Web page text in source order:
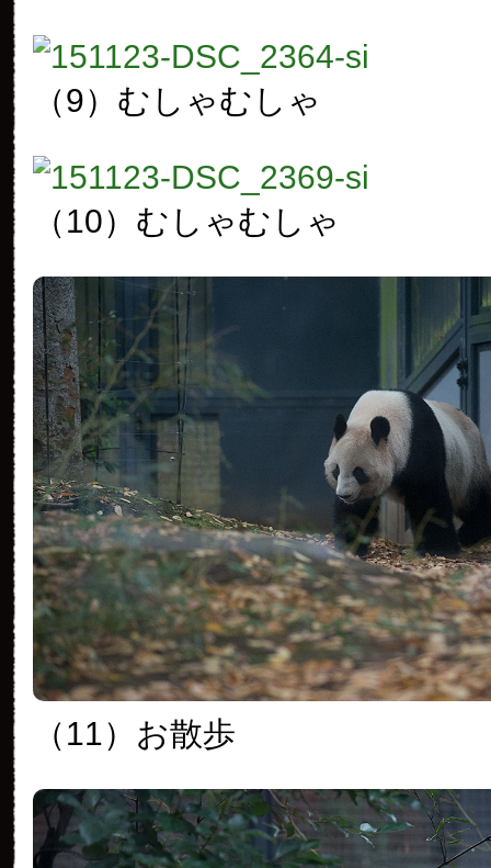
（9）むしゃむしゃ
（10）むしゃむしゃ
（11）お散歩